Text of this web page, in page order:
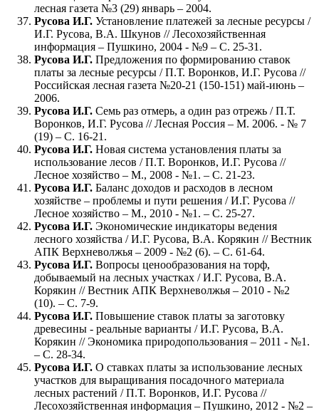
лесная газета №3 (29) январь – 2004.
Русова И.Г. Установление платежей за лесные ресурсы /
И.Г. Русова, В.А. Шкунов // Лесохозяйственная
информация – Пушкино, 2004 - №9 – С. 25-31.
Русова И.Г. Предложения по формированию ставок
платы за лесные ресурсы / П.Т. Воронков, И.Г. Русова //
Российская лесная газета №20-21 (150-151) май-июнь –
2006.
Русова И.Г. Семь раз отмерь, а один раз отрежь / П.Т.
Воронков, И.Г. Русова // Лесная Россия – М. 2006. - № 7
(19) – С. 16-21.
Русова И.Г. Новая система установления платы за
использование лесов / П.Т. Воронков, И.Г. Русова //
Лесное хозяйство – М., 2008 - №1. – С. 21-23.
Русова И.Г. Баланс доходов и расходов в лесном
хозяйстве – проблемы и пути решения / И.Г. Русова //
Лесное хозяйство – М., 2010 - №1. – С. 25-27.
Русова И.Г. Экономические индикаторы ведения
лесного хозяйства / И.Г. Русова, В.А. Корякин // Вестник
АПК Верхневолжья – 2009 - №2 (6). – С. 61-64.
Русова И.Г. Вопросы ценообразования на торф,
добываемый на лесных участках / И.Г. Русова, В.А.
Корякин // Вестник АПК Верхневолжья – 2010 - №2
(10). – С. 7-9.
Русова И.Г. Повышение ставок платы за заготовку
древесины - реальные варианты / И.Г. Русова, В.А.
Корякин // Экономика природопользования – 2011 - №1.
– С. 28-34.
Русова И.Г. О ставках платы за использование лесных
участков для выращивания посадочного материала
лесных растений / П.Т. Воронков, И.Г. Русова //
Лесохозяйственная информация – Пушкино, 2012 - №2 –